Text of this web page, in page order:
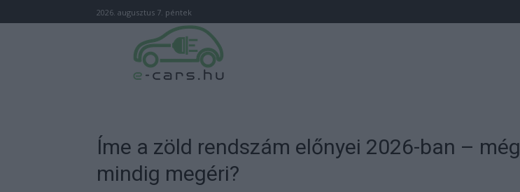
2026. augusztus 7. péntek
Íme a zöld rendszám előnyei 2026-ban – még
mindig megéri?